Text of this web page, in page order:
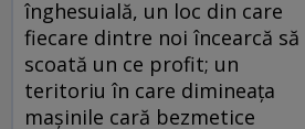
înghesuială, un loc din care
fiecare dintre noi încearcă să
scoată un ce profit; un
teritoriu în care dimineaţa
maşinile cară bezmetice